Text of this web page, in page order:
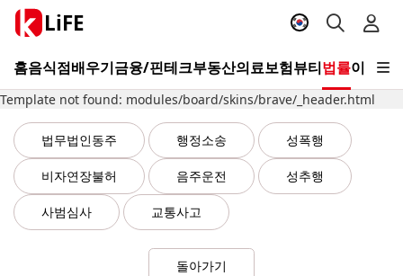
LiFE
홈음식점배우기금융/핀테크부동산의료보험뷰티법률이사/
Template not found: modules/board/skins/brave/_header.html
법무법인동주 행정소송 성폭행
비자연장불허 음주운전 성추행
사범심사 교통사고
돌아가기